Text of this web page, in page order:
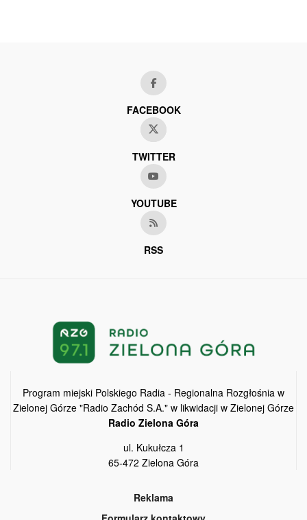
FACEBOOK
TWITTER
YOUTUBE
RSS
Program miejski Polskiego Radia - Regionalna Rozgłośnia w
Zielonej Górze "Radio Zachód S.A." w likwidacji w Zielonej Górze
Radio Zielona Góra
ul. Kukułcza 1
65-472 Zielona Góra
Reklama